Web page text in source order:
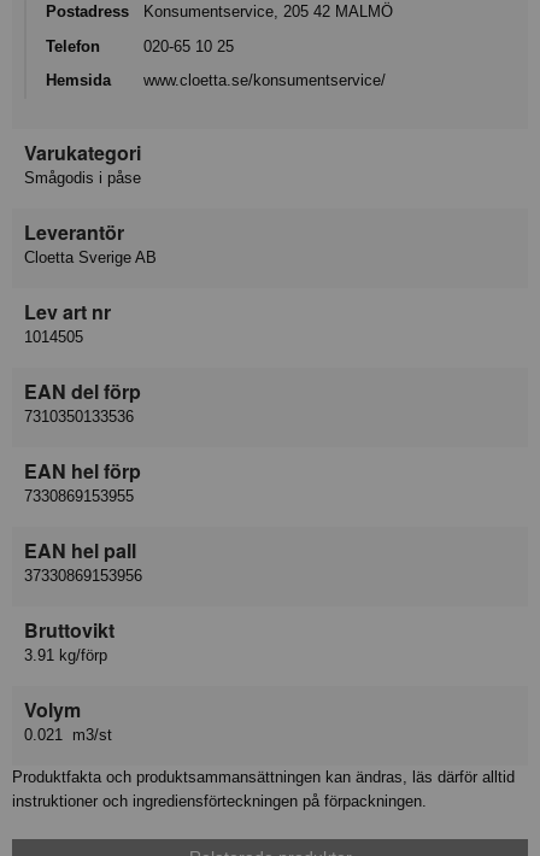
Postadress
Konsumentservice, 205 42 MALMÖ
Telefon
020-65 10 25
Hemsida
www.cloetta.se/konsumentservice/
Varukategori
Smågodis i påse
Leverantör
Cloetta Sverige AB
Lev art nr
1014505
EAN del förp
7310350133536
EAN hel förp
7330869153955
EAN hel pall
37330869153956
Bruttovikt
3.91 kg/förp
Volym
0.021 m3/st
Produktfakta och produktsammansättningen kan ändras, läs därför alltid
instruktioner och ingrediensförteckningen på förpackningen.